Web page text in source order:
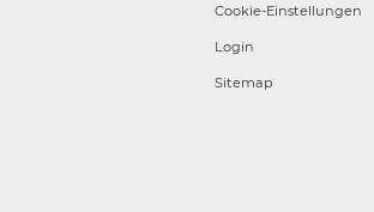
Cookie-Einstellungen
Login
Sitemap